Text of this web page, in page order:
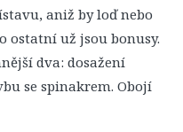
aniž by loď nebo
ostatní už jsou bonusy.
dva: dosažení
se spinakrem. Obojí